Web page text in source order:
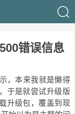
错误信息
，本来我就是懒得
于是就尝试升级版
升级包，覆盖到现